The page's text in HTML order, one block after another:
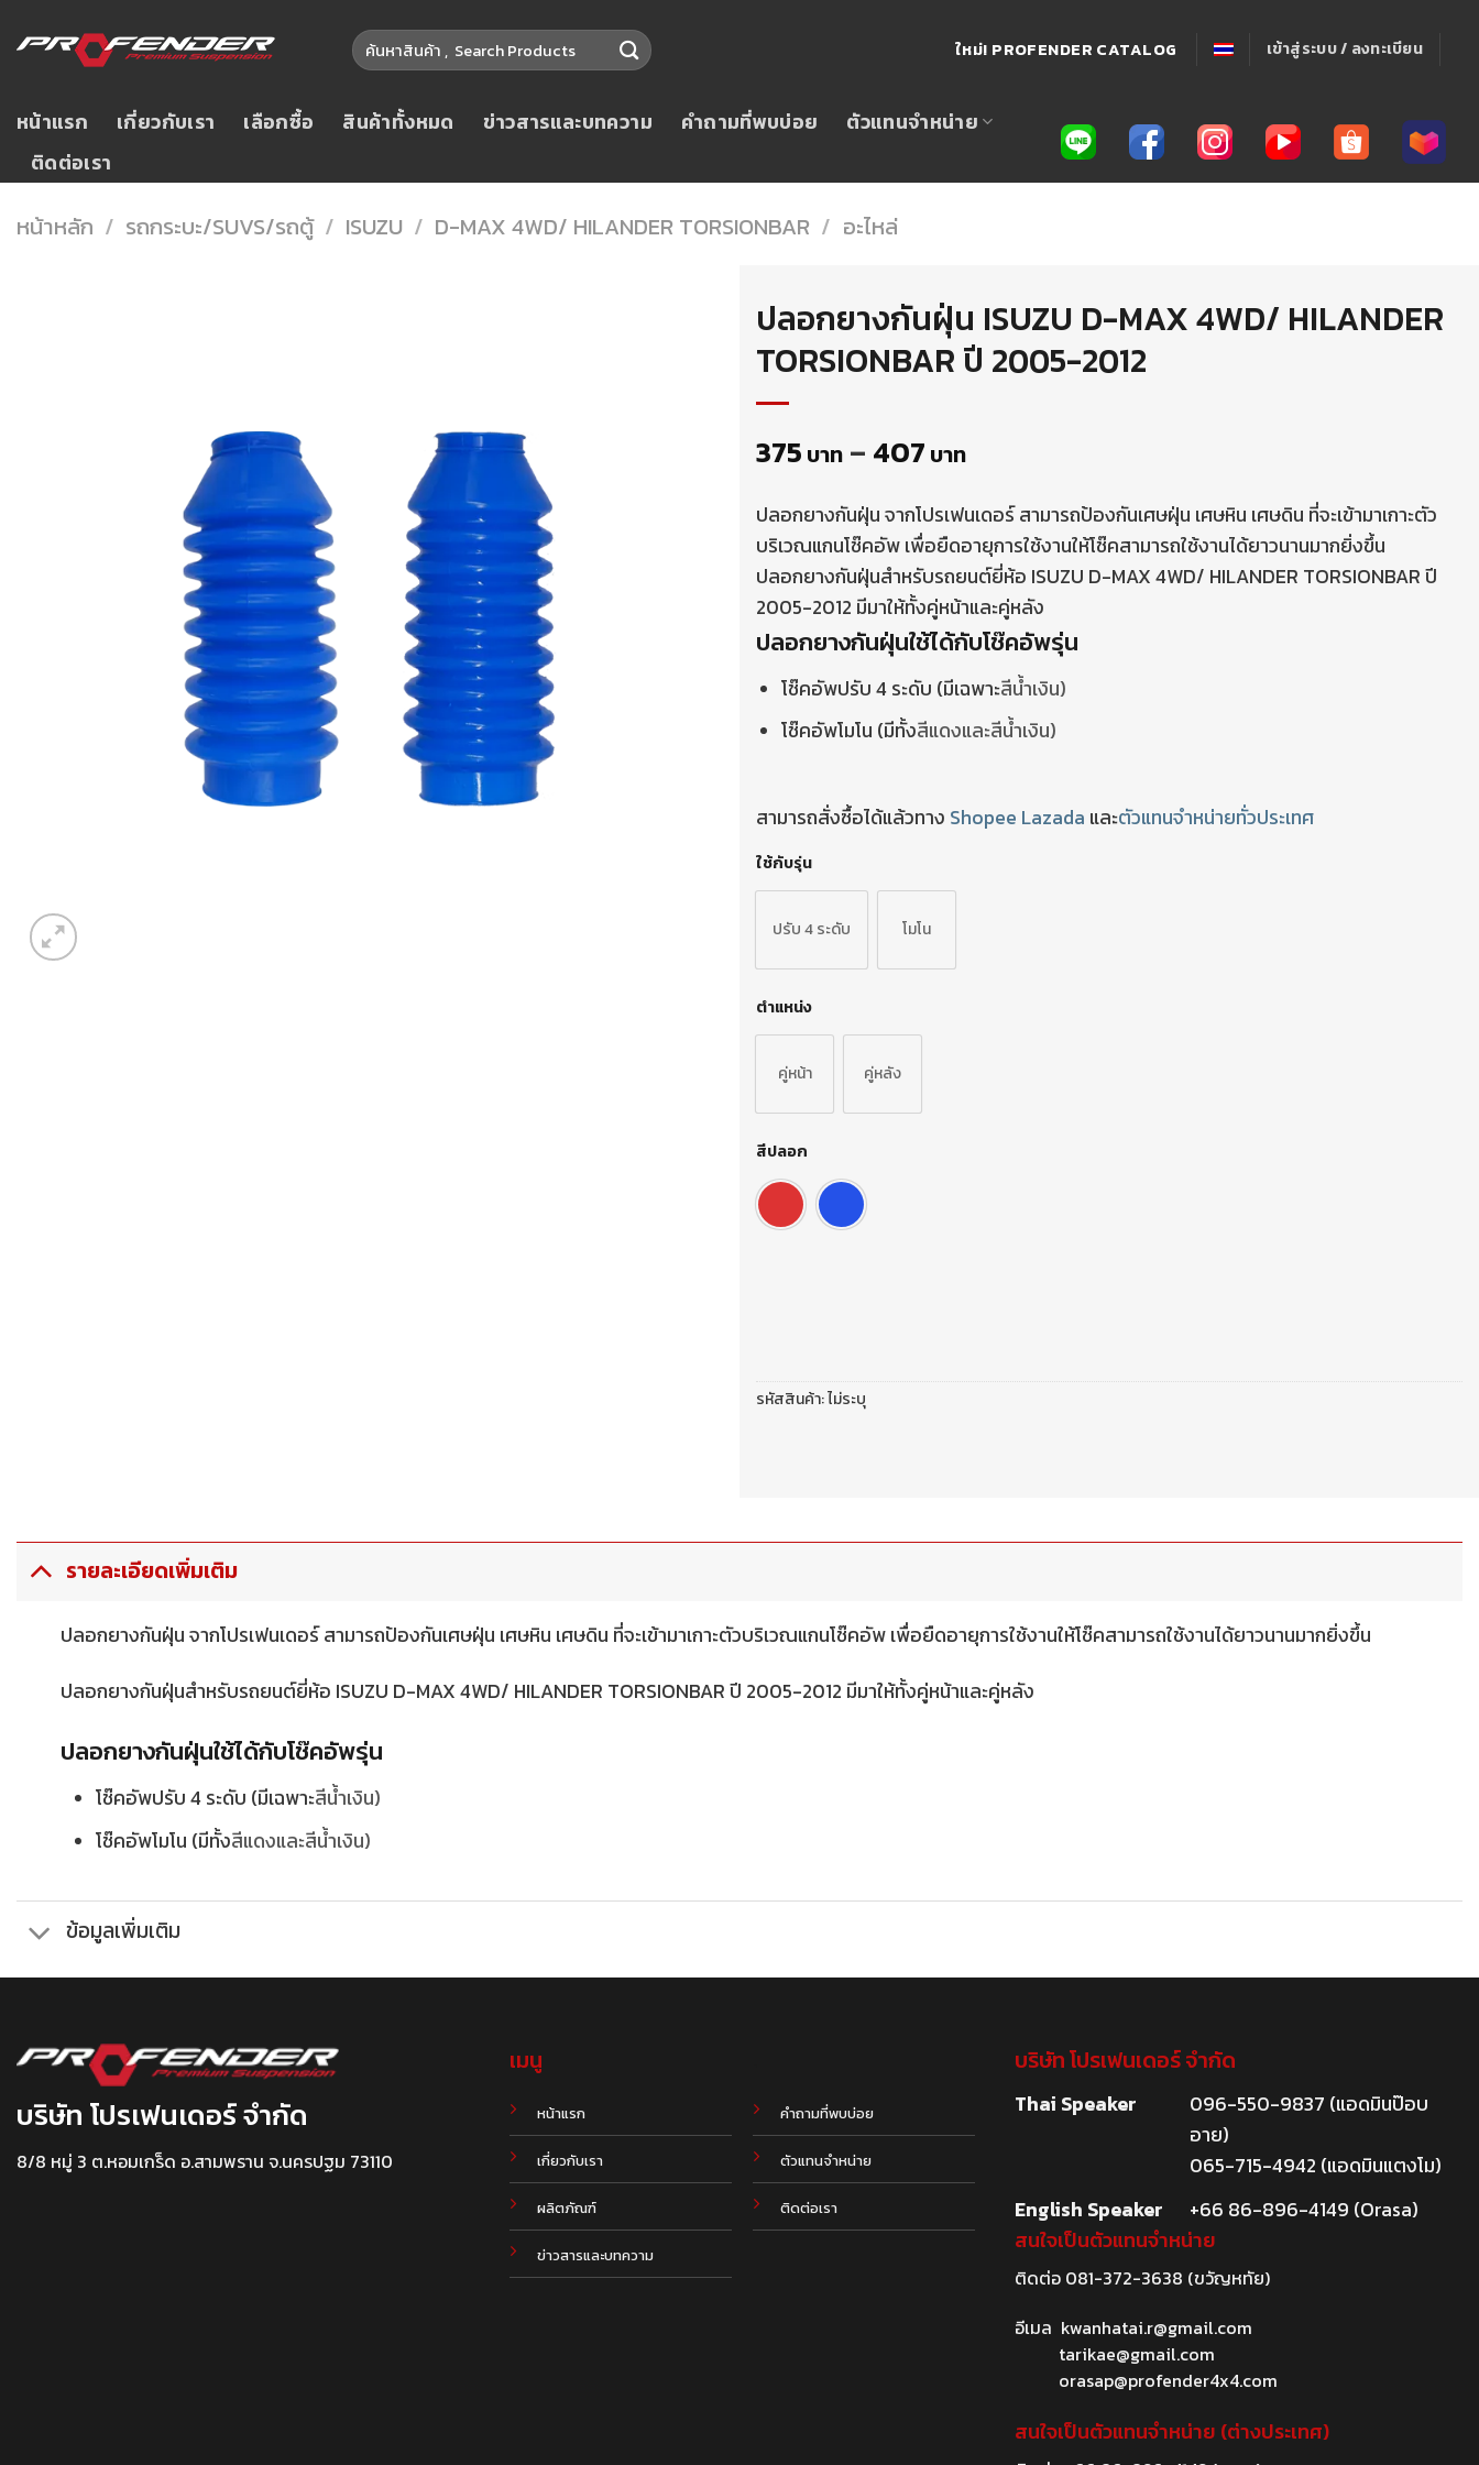
to
ค้นหา: ใหม่! PROFENDER CATALOG เข้าสู่ระบบ / ลงทะเบียน
หน้าแรก เกี่ยวกับเรา เลือกซื้อ สินค้าทั้งหมด ข่าวสารและบทความ คำถามที่พบบ่อย
ตัวแทนจำหน่าย
ติดต่อเรา
หน้าหลัก / รถกระบะ/SUVS/รถตู้ / ISUZU / D-MAX 4WD/ HILANDER TORSIONBAR / อะไหล่
ปลอกยางกันฝุ่น ISUZU D-MAX 4WD/ HILANDER
TORSIONBAR ปี 2005-2012
375 บาท – 407 บาท
ปลอกยางกันฝุ่น จากโปรเฟนเดอร์ สามารถป้องกันเศษฝุ่น เศษหิน เศษดิน ที่จะเข้ามาเกาะตัว
บริเวณแกนโช๊คอัพ เพื่อยืดอายุการใช้งานให้โช๊คสามารถใช้งานได้ยาวนานมากยิ่งขึ้น
ปลอกยางกันฝุ่นสำหรับรถยนต์ยี่ห้อ ISUZU D-MAX 4WD/ HILANDER TORSIONBAR ปี
2005-2012 มีมาให้ทั้งคู่หน้าและคู่หลัง
ปลอกยางกันฝุ่นใช้ได้กับโช๊คอัพรุ่น
โช๊คอัพปรับ 4 ระดับ (มีเฉพาะสีน้ำเงิน)
โช๊คอัพโมโน (มีทั้งสีแดงและสีน้ำเงิน)
สามารถสั่งซื้อได้แล้วทาง Shopee Lazada และตัวแทนจำหน่ายทั่วประเทศ
ใช้กับรุ่น
ปรับ 4 ระดับ โมโน
ตำแหน่ง
คู่หน้า คู่หลัง
สีปลอก
รหัสสินค้า:ไม่ระบุ
รายละเอียดเพิ่มเติม
ปลอกยางกันฝุ่น จากโปรเฟนเดอร์ สามารถป้องกันเศษฝุ่น เศษหิน เศษดิน ที่จะเข้ามาเกาะตัวบริเวณแกนโช๊คอัพ เพื่อยืดอายุการใช้งานให้โช๊คสามารถใช้งานได้ยาวนานมากยิ่งขึ้น
ปลอกยางกันฝุ่นสำหรับรถยนต์ยี่ห้อ ISUZU D-MAX 4WD/ HILANDER TORSIONBAR ปี 2005-2012 มีมาให้ทั้งคู่หน้าและคู่หลัง
ปลอกยางกันฝุ่นใช้ได้กับโช๊คอัพรุ่น
โช๊คอัพปรับ 4 ระดับ (มีเฉพาะสีน้ำเงิน)
โช๊คอัพโมโน (มีทั้งสีแดงและสีน้ำเงิน)
ข้อมูลเพิ่มเติม
บริษัท โปรเฟนเดอร์ จำกัด
8/8 หมู่ 3 ต.หอมเกร็ด อ.สามพราน จ.นครปฐม 73110
เมนู
หน้าแรก
เกี่ยวกับเรา
ผลิตภัณฑ์
ข่าวสารและบทความ
คำถามที่พบบ่อย
ตัวแทนจำหน่าย
ติดต่อเรา
บริษัท โปรเฟนเดอร์ จำกัด
Thai Speaker
096-550-9837 (แอดมินป๊อบ
อาย)
065-715-4942 (แอดมินแตงโม)
English Speaker
+66 86-896-4149 (Orasa)
สนใจเป็นตัวแทนจำหน่าย
ติดต่อ 081-372-3638 (ขวัญหทัย)
อีเมล kwanhatai.r@gmail.com
tarikae@gmail.com
orasap@profender4x4.com
สนใจเป็นตัวแทนจำหน่าย (ต่างประเทศ)